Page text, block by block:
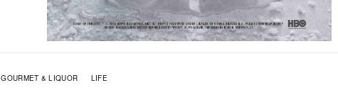
GOURMET & LIQUOR LIFE